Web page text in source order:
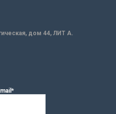
дом 44, ЛИТ А.